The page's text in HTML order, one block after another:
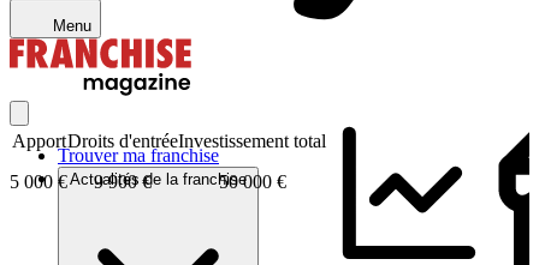
Menu
Trouver ma franchise
Actualités de la franchise
Apport
5 000 €
Droits d'entrée
9 900 €
Investissement total
50 000 €